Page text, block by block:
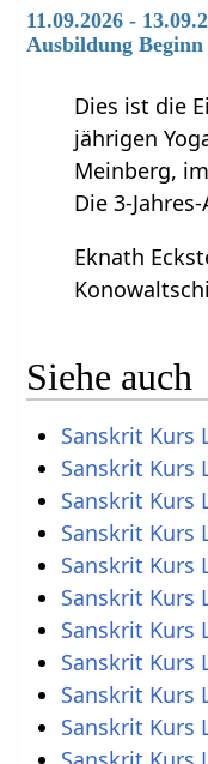
11.09.2026 -
Ausbildung Beginn
Dies ist die
jährigen
Meinberg,
Die 3-
Eknath
Siehe auch
Sanskrit Kurs
Sanskrit Kurs
Sanskrit Kurs
Sanskrit Kurs
Sanskrit Kurs
Sanskrit Kurs
Sanskrit Kurs
Sanskrit Kurs
Sanskrit Kurs
Sanskrit Kurs